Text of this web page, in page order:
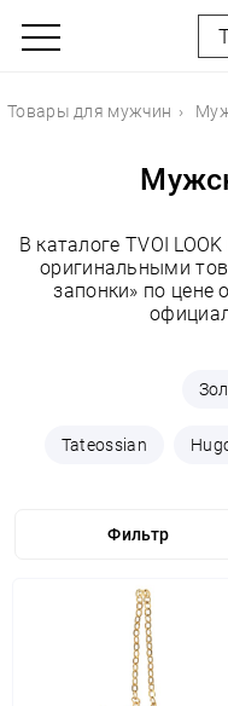
Товары для мужчин
В каталоге TVOI
оригинальными
запонки» по цене
Tateossian
Фильтр